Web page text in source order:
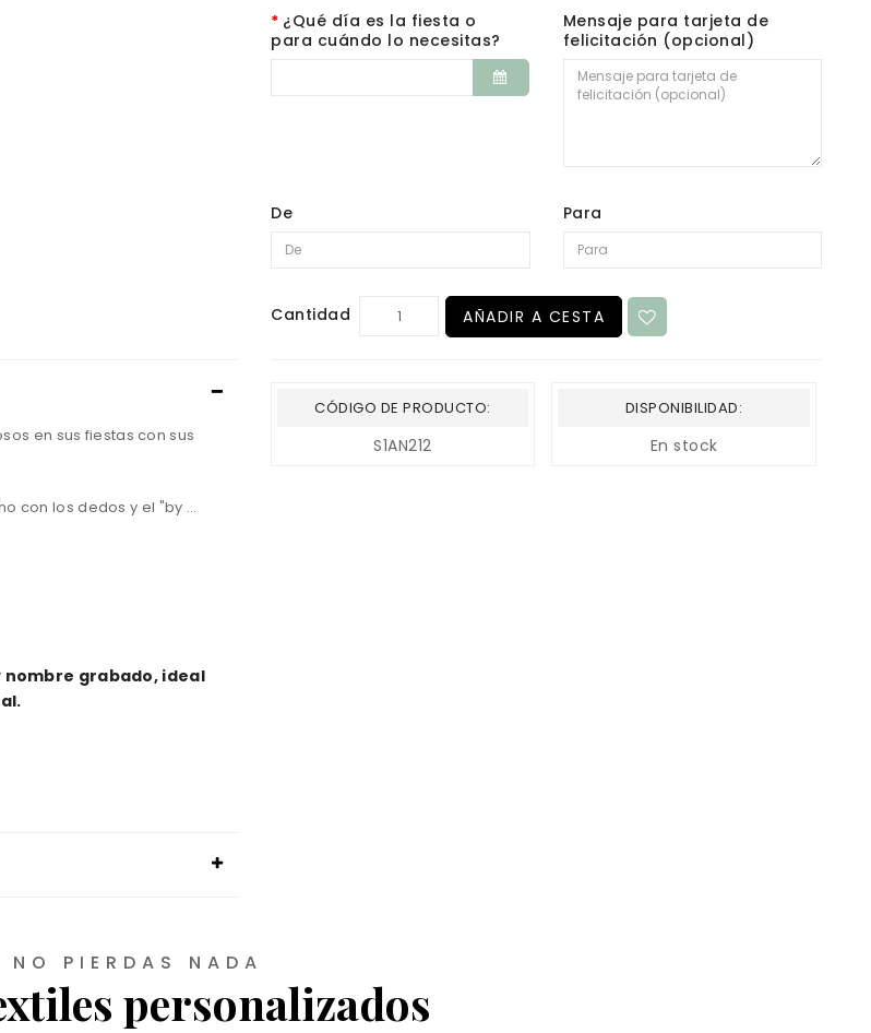
en sus fiestas con sus
con los dedos y el "by ...
grabado, ideal
¿Qué día es la fiesta o
para cuándo lo necesitas?
Mensaje para tarjeta de
felicitación (opcional)
De Para
Cantidad AÑADIR A CESTA
CÓDIGO DE PRODUCTO:
S1AN212
DISPONIBILIDAD:
En stock
NO PIERDAS NADA
personalizados